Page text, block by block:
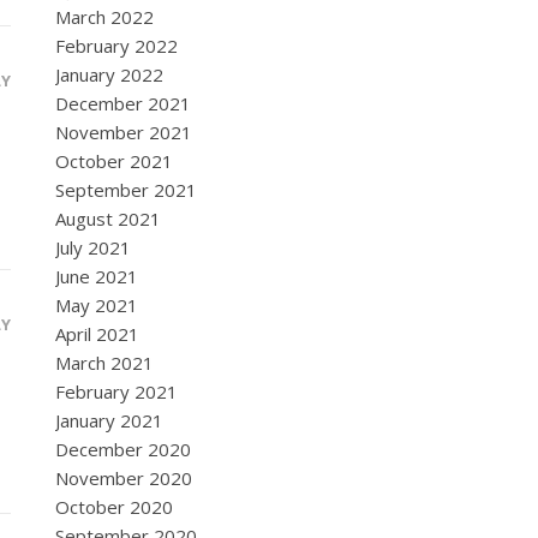
March 2022
February 2022
January 2022
December 2021
November 2021
October 2021
September 2021
August 2021
July 2021
June 2021
May 2021
April 2021
March 2021
February 2021
January 2021
December 2020
November 2020
October 2020